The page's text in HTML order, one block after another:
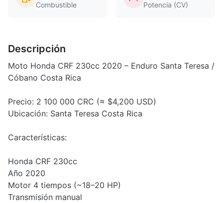
Combustible Potencia (CV)
Descripción
Moto Honda CRF 230cc 2020 – Enduro Santa Teresa /
Cóbano Costa Rica
Precio: 2 100 000 CRC (≈ $4,200 USD)
Ubicación: Santa Teresa Costa Rica
Características:
Honda CRF 230cc
Año 2020
Motor 4 tiempos (~18–20 HP)
Transmisión manual